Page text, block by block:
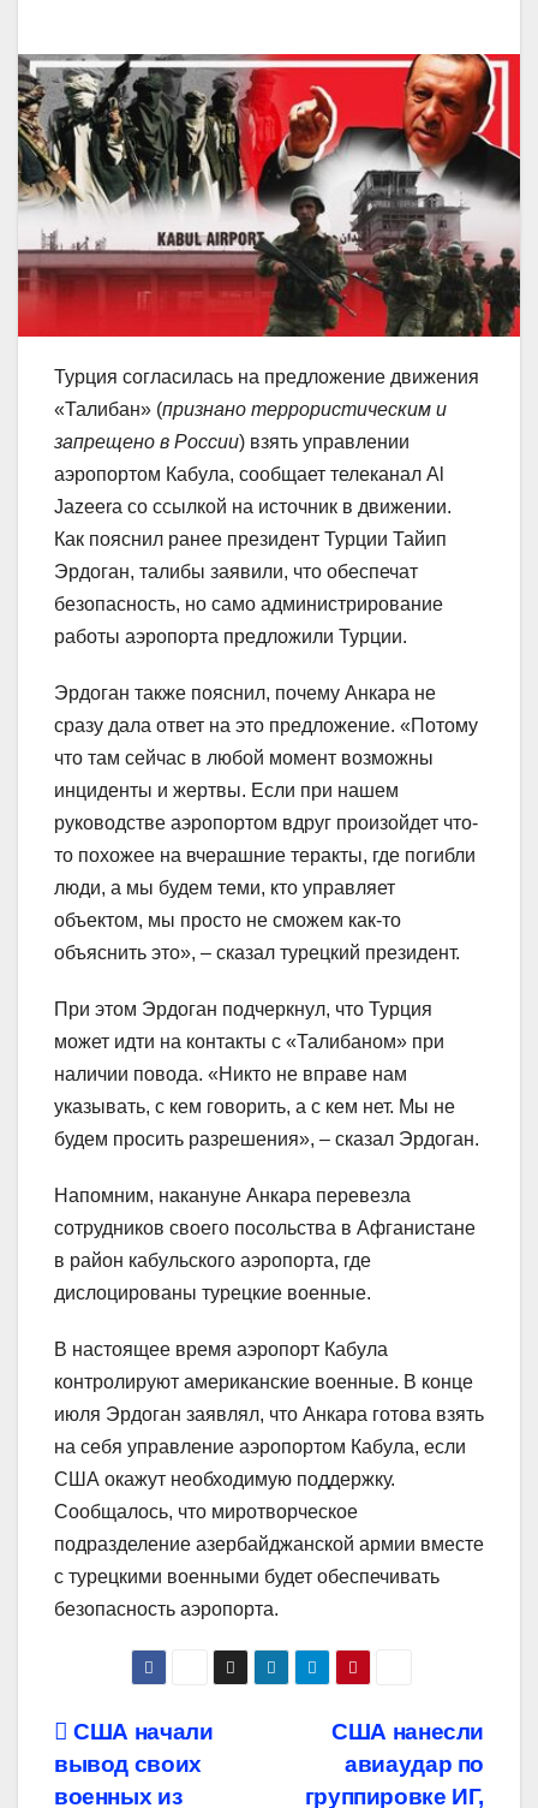
Турция согласилась на предложение движения
«Талибан» (признано террористическим и
запрещено в России) взять управлении
аэропортом Кабула, сообщает телеканал Al
Jazeera со ссылкой на источник в движении.
Как пояснил ранее президент Турции Тайип
Эрдоган, талибы заявили, что обеспечат
безопасность, но само администрирование
работы аэропорта предложили Турции.
Эрдоган также пояснил, почему Анкара не
сразу дала ответ на это предложение. «Потому
что там сейчас в любой момент возможны
инциденты и жертвы. Если при нашем
руководстве аэропортом вдруг произойдет что-
то похожее на вчерашние теракты, где погибли
люди, а мы будем теми, кто управляет
объектом, мы просто не сможем как-то
объяснить это», – сказал турецкий президент.
При этом Эрдоган подчеркнул, что Турция
может идти на контакты с «Талибаном» при
наличии повода. «Никто не вправе нам
указывать, с кем говорить, а с кем нет. Мы не
будем просить разрешения», – сказал Эрдоган.
Напомним, накануне Анкара перевезла
сотрудников своего посольства в Афганистане
в район кабульского аэропорта, где
дислоцированы турецкие военные.
В настоящее время аэропорт Кабула
контролируют американские военные. В конце
июля Эрдоган заявлял, что Анкара готова взять
на себя управление аэропортом Кабула, если
США окажут необходимую поддержку.
Сообщалось, что миротворческое
подразделение азербайджанской армии вместе
с турецкими военными будет обеспечивать
безопасность аэропорта.
Навигация
по
США нанесли
авиаудар по
группировке ИГ,
США начали
вывод своих
военных из